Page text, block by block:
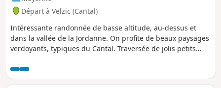
Départ à Velzic (Cantal)
Intéressante randonnée de basse altitude, au-dessus et
dans la vallée de la Jordanne. On profite de beaux paysages
verdoyants, typiques du Cantal. Traversée de jolis petits